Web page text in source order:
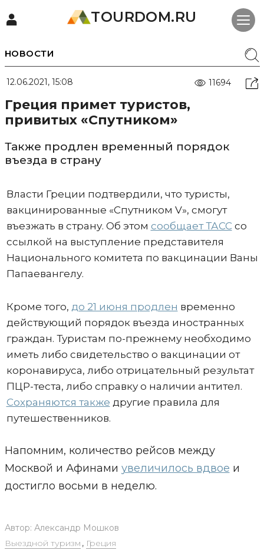
TOURDOM.RU
НОВОСТИ
12.06.2021, 15:08 11694
Греция примет туристов,
привитых «Спутником»
Также продлен временный порядок
въезда в страну
Власти Греции подтвердили, что туристы,
вакцинированные «Спутником V», смогут
въезжать в страну. Об этом сообщает ТАСС со
ссылкой на выступление представителя
Национального комитета по вакцинации Ваны
Папаевангелу.
Кроме того, до 21 июня продлен временно
действующий порядок въезда иностранных
граждан. Туристам по-прежнему необходимо
иметь либо свидетельство о вакцинации от
коронавируса, либо отрицательный результат
ПЦР-теста, либо справку о наличии антител.
Сохраняются также другие правила для
путешественников.
Напомним, количество рейсов между
Москвой и Афинами увеличилось вдвое и
достигло восьми в неделю.
Автор: Александр Мошков
Выездной туризм , Греция